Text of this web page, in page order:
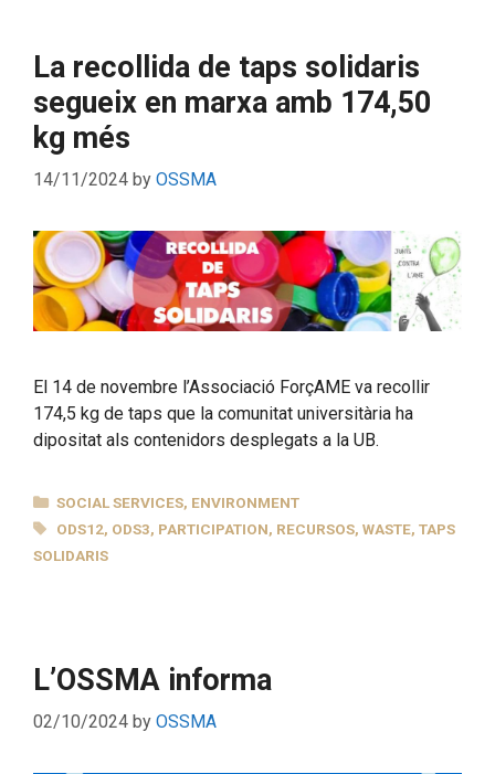
La recollida de taps solidaris
segueix en marxa amb 174,50
kg més
14/11/2024 by OSSMA
El 14 de novembre l’Associació ForçAME va recollir
174,5 kg de taps que la comunitat universitària ha
dipositat als contenidors desplegats a la UB.
CATEGORIES
SOCIAL SERVICES, ENVIRONMENT
TAGS
ODS12, ODS3, PARTICIPATION, RECURSOS,WASTE,TAPS
SOLIDARIS
L’OSSMA informa
02/10/2024 by OSSMA